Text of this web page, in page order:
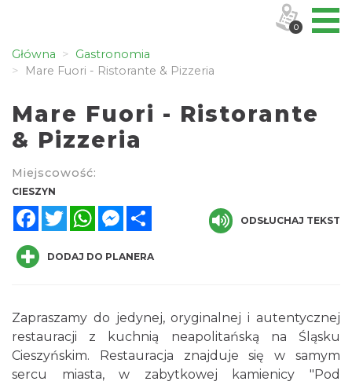
Główna
Gastronomia
Mare Fuori - Ristorante & Pizzeria
Mare Fuori - Ristorante
& Pizzeria
Miejscowość:
CIESZYN
FacebookTwitterWhatsAppMessenger
ODSŁUCHAJ TEKST
DODAJ DO PLANERA
Zapraszamy do jedynej, oryginalnej i autentycznej
restauracji z kuchnią neapolitańską na Śląsku
Cieszyńskim. Restauracja znajduje się w samym
sercu miasta, w zabytkowej kamienicy "Pod
0